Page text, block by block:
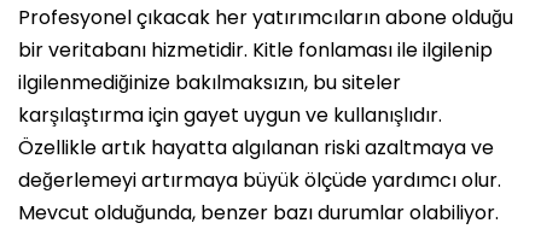
Profesyonel çıkacak her yatırımcıların abone olduğu
bir veritabanı hizmetidir. Kitle fonlaması ile ilgilenip
ilgilenmediğinize bakılmaksızın, bu siteler
karşılaştırma için gayet uygun ve kullanışlıdır.
Özellikle artık hayatta algılanan riski azaltmaya ve
değerlemeyi artırmaya büyük ölçüde yardımcı olur.
Mevcut olduğunda, benzer bazı durumlar olabiliyor.